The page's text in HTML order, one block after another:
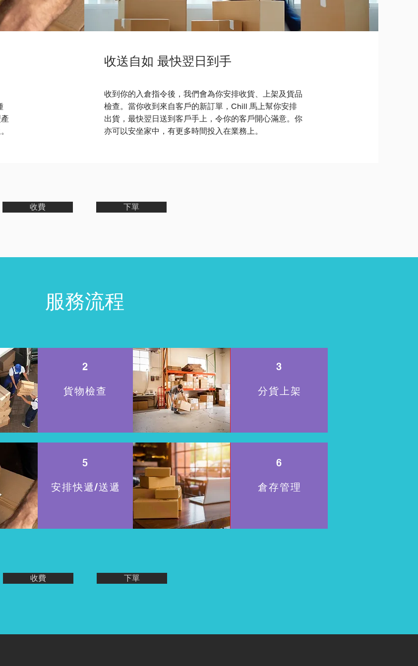
收送自如 最快翌日到手
收到你的入倉指令後，我們會為你安排收貨、上架及貨品
檢查。當你收到來自客戶的新訂單，Chill 馬上幫你安排
出貨，最快翌日送到客戶手上，令你的客戶開心滿意。你
亦可以安坐家中，有更多時間投入在業務上。
收費 下單
服務流程
收費 下單
2
貨物檢查
3
分貨上架
5
安排快遞/送遞
6
倉存管理